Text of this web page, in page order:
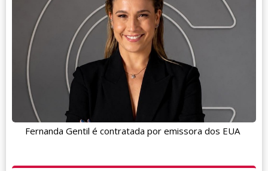
Fernanda Gentil é contratada por emissora dos EUA